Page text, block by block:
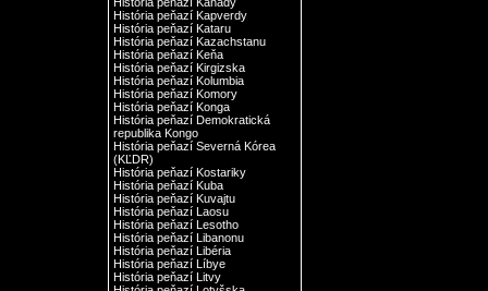
História peňazí Kapverdy
História peňazí Kataru
História peňazí Kazachstanu
História peňazí Keňa
História peňazí Kirgizska
História peňazí Kolumbia
História peňazí Komory
História peňazí Konga
História peňazí Demokratická
republika Kongo
História peňazí Severná Kórea
(KĽDR)
História peňazí Kostariky
História peňazí Kuba
História peňazí Kuvajtu
História peňazí Laosu
História peňazí Lesotho
História peňazí Libanonu
História peňazí Libéria
História peňazí Líbye
História peňazí Litvy